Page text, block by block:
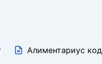
Алиментариус